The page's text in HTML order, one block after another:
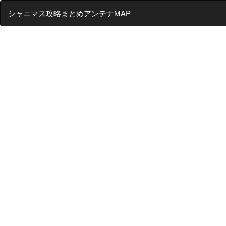
シャニマス攻略まとめアンテナMAP